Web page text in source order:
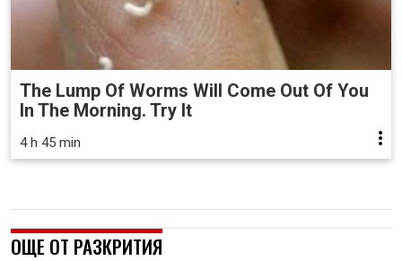
The Lump Of Worms Will Come Out Of You
In The Morning. Try It
4 h 45 min
ОЩЕ ОТ РАЗКРИТИЯ